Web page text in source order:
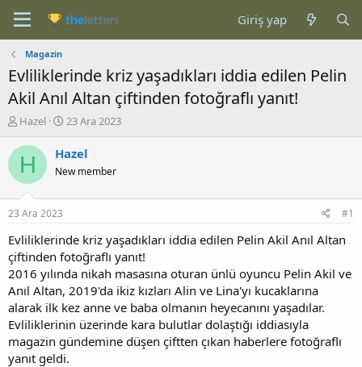
Giriş yap
Magazin
Evliliklerinde kriz yaşadıkları iddia edilen Pelin
Akil Anıl Altan çiftinden fotoğraflı yanıt!
K
n
b
u
u
b
a
ş
l
a
t
a
n
Hazel
B
ş
a
ç
a
r
h
i
23 Ara 2023
H Hazel
New member
23 Ara 2023 #1
Evliliklerinde kriz yaşadıkları iddia edilen Pelin Akil Anıl Altan
çiftinden fotoğraflı yanıt!
2016 yılında nikah masasına oturan ünlü oyuncu Pelin Akil ve
Anıl Altan, 2019'da ikiz kızları Alin ve Lina'yı kucaklarına
alarak ilk kez anne ve baba olmanın heyecanını yaşadılar.
Evliliklerinin üzerinde kara bulutlar dolaştığı iddiasıyla
magazin gündemine düşen çiftten çıkan haberlere fotoğraflı
yanıt geldi.